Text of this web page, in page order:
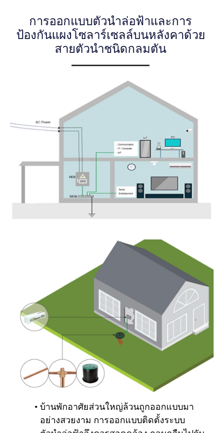
การออกแบบตัวนำล่อฟ้าและการ
ป้องกันแผงโซลาร์เซลล์บนหลังคาด้วย
สายตัวนำชนิดกลมตัน
บ้านพักอาศัยส่วนใหญ่ล้วนถูกออกแบบมา
อย่างสวยงาม การออกแบบติดตั้งระบบ